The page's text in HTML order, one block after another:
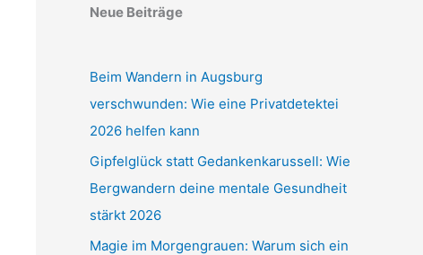
Neue Beiträge
Beim Wandern in Augsburg
verschwunden: Wie eine Privatdetektei
2026 helfen kann
Gipfelglück statt Gedankenkarussell: Wie
Bergwandern deine mentale Gesundheit
stärkt 2026
Magie im Morgengrauen: Warum sich ein